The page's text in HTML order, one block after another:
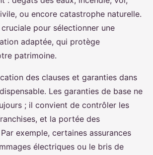
ou encore catastrophe naturelle.
pour sélectionner une
adaptée, qui protège
patrimoine.
des clauses et garanties dans
Les garanties de base ne
; il convient de contrôler les
et la portée des
exemple, certaines assurances
électriques ou le bris de